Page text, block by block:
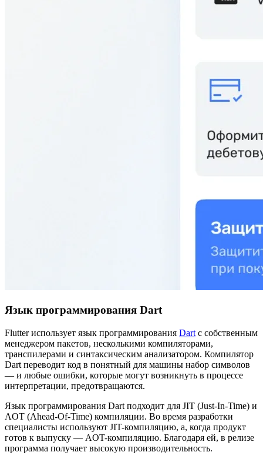
Язык программирования Dart
Flutter использует язык программирования Dart с собственным
менеджером пакетов, несколькими компиляторами,
транспилерами и синтаксическим анализатором. Компилятор
Dart переводит код в понятный для машины набор символов
— и любые ошибки, которые могут возникнуть в процессе
интерпретации, предотвращаются.
Язык программирования Dart подходит для JIT (Just-In-Time) и
AOT (Ahead-Of-Time) компиляции. Во время разработки
специалисты используют JIT-компиляцию, а, когда продукт
готов к выпуску — AOT-компиляцию. Благодаря ей, в релизе
программа получает высокую производительность.